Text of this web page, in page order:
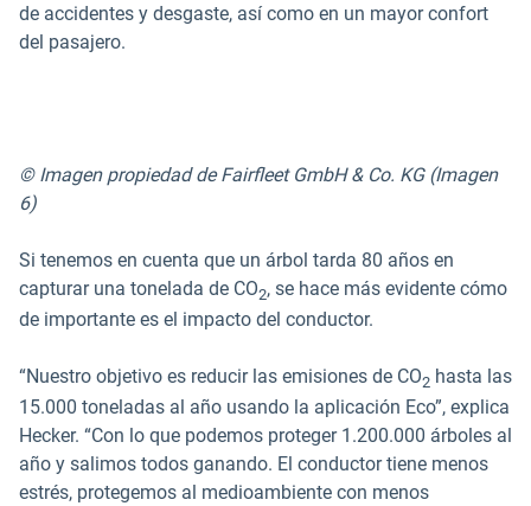
de accidentes y desgaste, así como en un mayor confort
del pasajero.
© Imagen propiedad de Fairfleet GmbH & Co. KG (Imagen
6)
Si tenemos en cuenta que un árbol tarda 80 años en
capturar una tonelada de CO2, se hace más evidente cómo
de importante es el impacto del conductor.
“Nuestro objetivo es reducir las emisiones de CO2 hasta las
15.000 toneladas al año usando la aplicación Eco”, explica
Hecker. “Con lo que podemos proteger 1.200.000 árboles al
año y salimos todos ganando. El conductor tiene menos
estrés, protegemos al medioambiente con menos